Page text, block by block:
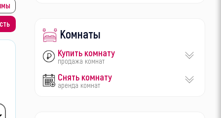
Комнаты
Купить комнату
продажа комнат
Снять комнату
аренда комнат